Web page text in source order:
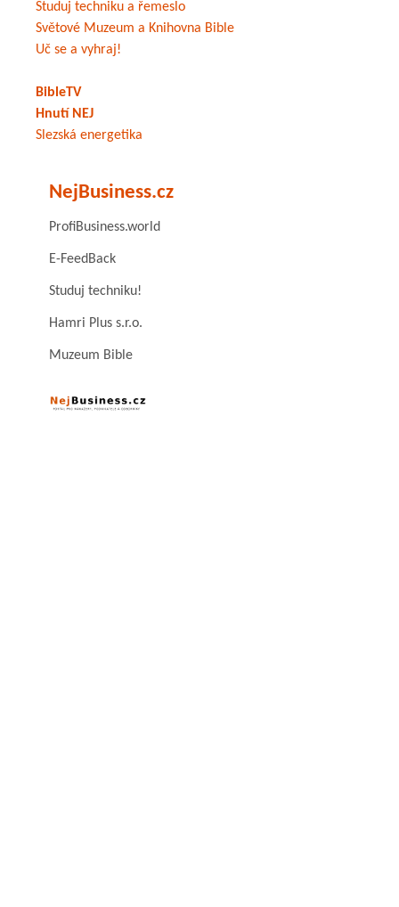
Studuj techniku a řemeslo
Světové Muzeum a Knihovna Bible
Uč se a vyhraj!
BibleTV
Hnutí NEJ
Slezská energetika
NejBusiness.cz
ProfiBusiness.world
E-FeedBack
Studuj techniku!
Hamri Plus s.r.o.
Muzeum Bible